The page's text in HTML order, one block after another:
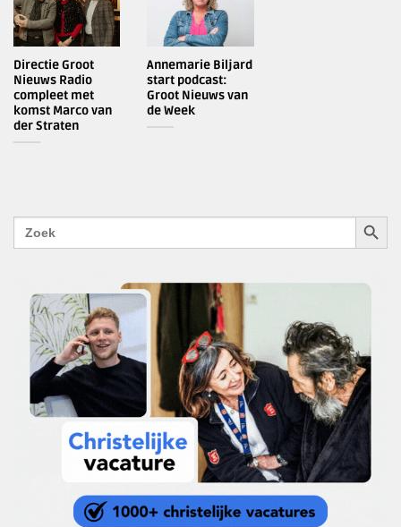
Directie Groot
Nieuws Radio
compleet met
komst Marco van
der Straten
Annemarie Biljard
start podcast:
Groot Nieuws van
de Week
Zoek
naar: